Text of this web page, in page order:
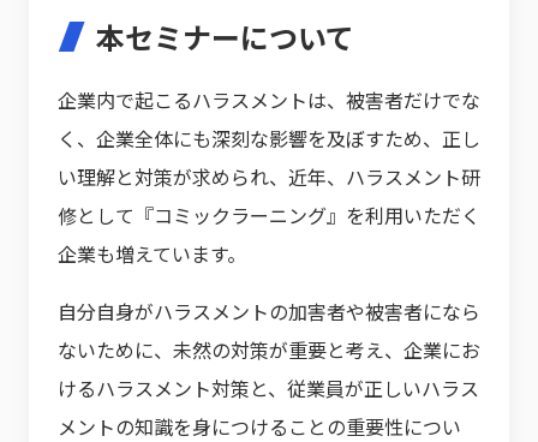
本セミナーについて
企業内で起こるハラスメントは、被害者だけでな
く、企業全体にも深刻な影響を及ぼすため、正し
い理解と対策が求められ、近年、ハラスメント研
修として『コミックラーニング』を利用いただく
企業も増えています。
自分自身がハラスメントの加害者や被害者になら
ないために、未然の対策が重要と考え、企業にお
けるハラスメント対策と、従業員が正しいハラス
メントの知識を身につけることの重要性につい